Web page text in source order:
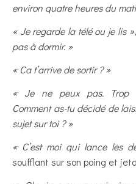
environ quatre heures du
« Je regarde la télé ou je lis »
pas à dormir. »
« Ca t’arrive de sortir ? »
« Je ne peux pas. Trop
Comment as-tu décidé de
sujet sur toi ? »
« C’est moi qui lance les
soufflant sur son poing et